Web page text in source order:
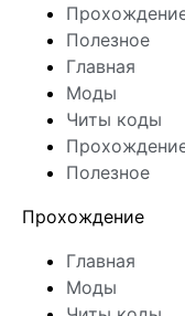
Полезное
Главная
Моды
Читы коды
Полезное
Прохождение
Главная
Моды